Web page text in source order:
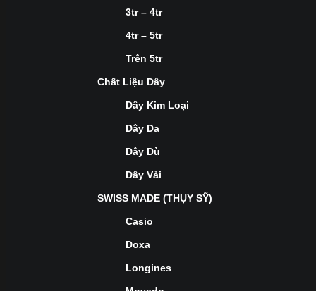
3tr – 4tr
4tr – 5tr
Trên 5tr
Chất Liệu Dây
Dây Kim Loại
Dây Da
Dây Dù
Dây Vải
SWISS MADE (THỤY SỸ)
Casio
Doxa
Longines